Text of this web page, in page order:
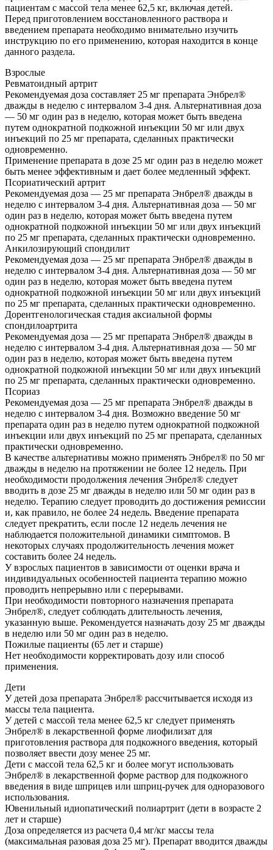
пациентам с массой тела менее 62,5 кг, включая детей.
Перед приготовлением восстановленного раствора и
введением препарата необходимо внимательно изучить
инструкцию по его применению, которая находится в конце
данного раздела.
Взрослые
Ревматоидный артрит
Рекомендуемая доза составляет 25 мг препарата Энбрел®
дважды в неделю с интервалом 3-4 дня. Альтернативная доза
— 50 мг один раз в неделю, которая может быть введена
путем однократной подкожной инъекции 50 мг или двух
инъекций по 25 мг препарата, сделанных практически
одновременно.
Применение препарата в дозе 25 мг один раз в неделю может
быть менее эффективным и дает более медленный эффект.
Псориатический артрит
Рекомендуемая доза — 25 мг препарата Энбрел® дважды в
неделю с интервалом 3-4 дня. Альтернативная доза — 50 мг
один раз в неделю, которая может быть введена путем
однократной подкожной инъекции 50 мг или двух инъекций
по 25 мг препарата, сделанных практически одновременно.
Анкилозирующий спондилит
Рекомендуемая доза — 25 мг препарата Энбрел® дважды в
неделю с интервалом 3-4 дня. Альтернативная доза — 50 мг
один раз в неделю, которая может быть введена путем
однократной подкожной инъекции 50 мг или двух инъекций
по 25 мг препарата, сделанных практически одновременно.
Дорентгенологическая стадия аксиальной формы
спондилоартрита
Рекомендуемая доза — 25 мг препарата Энбрел® дважды в
неделю с интервалом 3-4 дня. Альтернативная доза — 50 мг
один раз в неделю, которая может быть введена путем
однократной подкожной инъекции 50 мг или двух инъекций
по 25 мг препарата, сделанных практически одновременно.
Псориаз
Рекомендуемая доза — 25 мг препарата Энбрел® дважды в
неделю с интервалом 3-4 дня. Возможно введение 50 мг
препарата один раз в неделю путем однократной подкожной
инъекции или двух инъекций по 25 мг препарата, сделанных
практически одновременно.
В качестве альтернативы можно применять Энбрел® по 50 мг
дважды в неделю на протяжении не более 12 недель. При
необходимости продолжения лечения Энбрел® следует
вводить в дозе 25 мг дважды в неделю или 50 мг один раз в
неделю. Терапию следует проводить до достижения ремиссии
и, как правило, не более 24 недель. Введение препарата
следует прекратить, если после 12 недель лечения не
наблюдается положительной динамики симптомов. В
некоторых случаях продолжительность лечения может
составить более 24 недель.
У взрослых пациентов в зависимости от оценки врача и
индивидуальных особенностей пациента терапию можно
проводить непрерывно или с перерывами.
При необходимости повторного назначения препарата
Энбрел®, следует соблюдать длительность лечения,
указанную выше. Рекомендуется назначать дозу 25 мг дважды
в неделю или 50 мг один раз в неделю.
Пожилые пациенты (65 лет и старше)
Нет необходимости корректировать дозу или способ
применения.
Дети
У детей доза препарата Энбрел® рассчитывается исходя из
массы тела пациента.
У детей с массой тела менее 62,5 кг следует применять
Энбрел® в лекарственной форме лиофилизат для
приготовления раствора для подкожного введения, который
позволяет ввести дозу менее 25 мг.
Дети с массой тела 62,5 кг и более могут использовать
Энбрел® в лекарственной форме раствор для подкожного
введения в виде шприцев или шприц-ручек для одноразового
использования.
Ювенильный идиопатический полиартрит (дети в возрасте 2
лет и старше)
Доза определяется из расчета 0,4 мг/кг массы тела
(максимальная разовая доза 25 мг). Препарат вводится дважды